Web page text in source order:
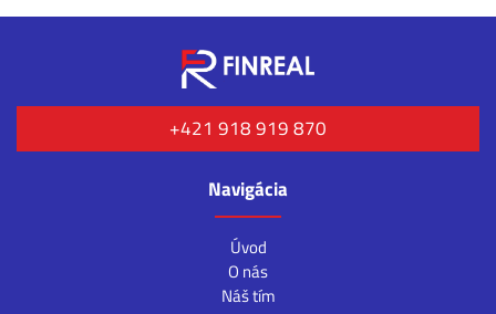
+421 918 919 870
Navigácia
Úvod
O nás
Náš tím